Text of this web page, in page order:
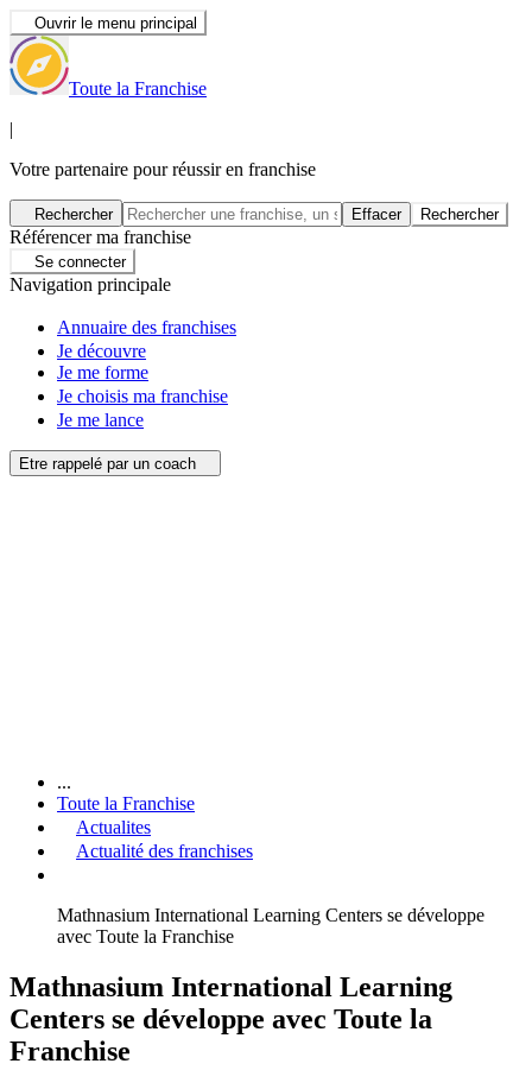
Ouvrir le menu principal
Toute la Franchise
|
Votre partenaire pour réussir en franchise
Rechercher Effacer Rechercher
Référencer ma franchise
Se connecter
Navigation principale
Annuaire des franchises
Je découvre
Je me forme
Je choisis ma franchise
Je me lance
Etre rappelé par un coach
...
Toute la Franchise
Actualites
Actualité des franchises
Mathnasium International Learning Centers se développe
avec Toute la Franchise
Mathnasium International Learning
Centers se développe avec Toute la
Franchise